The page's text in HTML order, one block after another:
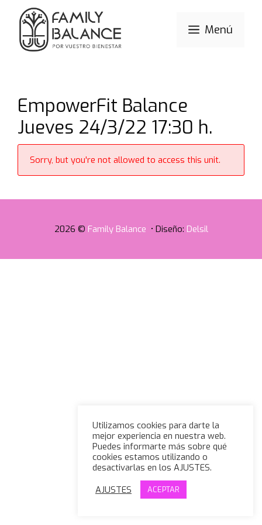
Saltar
contenido
Menú
EmpowerFit Balance
Jueves 24/3/22 17:30 h.
Sorry, but you're not allowed to access this unit.
2026 © Family Balance • Diseño: Delsil
Utilizamos cookies para darte la
mejor experiencia en nuestra web.
Puedes informarte más sobre qué
cookies estamos utilizando o
desactivarlas en los AJUSTES.
AJUSTES
ACEPTAR